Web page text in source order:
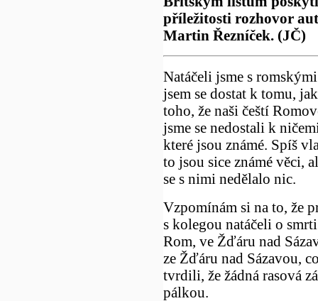
příležitosti rozhovor
Martin Řezníček. (JČ)
Natáčeli jsme s
jsem se dostat k tomu,
toho, že naši čeští
jsme se nedostali k
které jsou známé. Spíš
to jsou sice známé věci,
se s nimi nedělalo nic.
Vzpomínám si na to, že
s kolegou natáčeli o
Rom, ve Žďáru nad
ze Žďáru nad Sázavou,
tvrdili, že žádná rasová
pálkou.